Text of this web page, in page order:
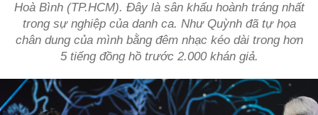
Hoà Bình (TP.HCM). Đây là sân khấu hoành tráng nhất
trong sự nghiệp của danh ca. Như Quỳnh đã tự họa
chân dung của mình bằng đêm nhạc kéo dài trong hơn
5 tiếng đồng hồ trước 2.000 khán giả.